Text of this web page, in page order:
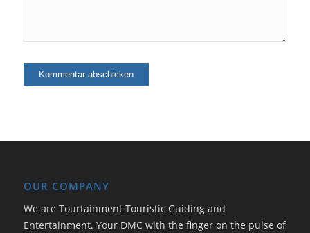
OUR COMPANY
We are Tourtainment Touristic Guiding and
Entertainment. Your DMC with the finger on the pulse of